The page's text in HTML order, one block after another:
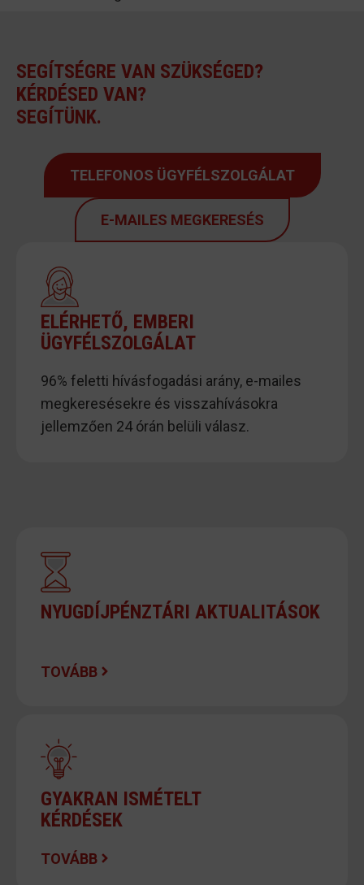
SEGÍTSÉGRE VAN SZÜKSÉGED?
KÉRDÉSED VAN?
SEGÍTÜNK.
TELEFONOS ÜGYFÉLSZOLGÁLAT
E-MAILES MEGKERESÉS
ELÉRHETŐ, EMBERI
ÜGYFÉLSZOLGÁLAT
96% feletti hívásfogadási arány, e-mailes
megkeresésekre és visszahívásokra
jellemzően 24 órán belüli válasz.
NYUGDÍJPÉNZTÁRI AKTUALITÁSOK
TOVÁBB
GYAKRAN ISMÉTELT
KÉRDÉSEK
TOVÁBB